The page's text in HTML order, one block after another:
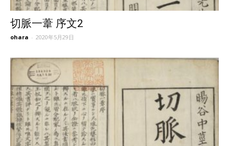
切脈一葦 序文2
ohara - 2020年5月29日